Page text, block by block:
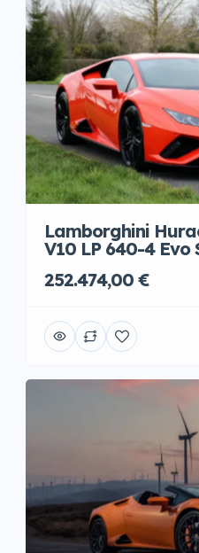
Lamborghini
V10 LP 640-4 Evo
252.474,00 €